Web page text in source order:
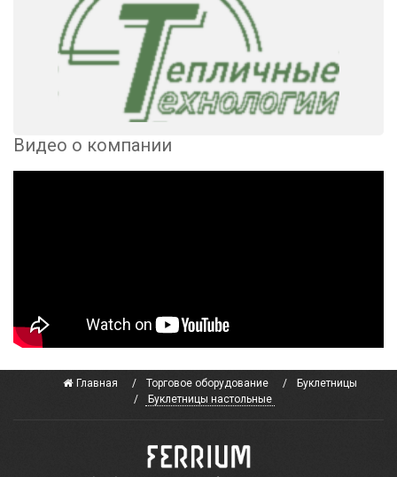
Видео о компании
Главная Торговое оборудование
Буклетницы
Буклетницы настольные